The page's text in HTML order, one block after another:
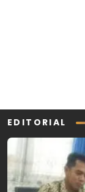
EDITORIAL